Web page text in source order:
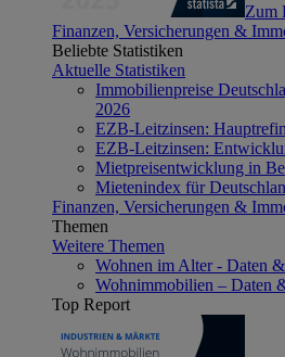
Zum
Finanzen, Versicherungen &
Beliebte Statistiken
Aktuelle Statistiken
Immobilienpreise
2026
EZB-Leitzinsen:
EZB-Leitzinsen:
Mietpreisentwicklung in
Mietenindex für
Finanzen, Versicherungen &
Themen
Weitere Themen
Wohnen im Alter - Daten
Wohnimmobilien – Daten
Top Report